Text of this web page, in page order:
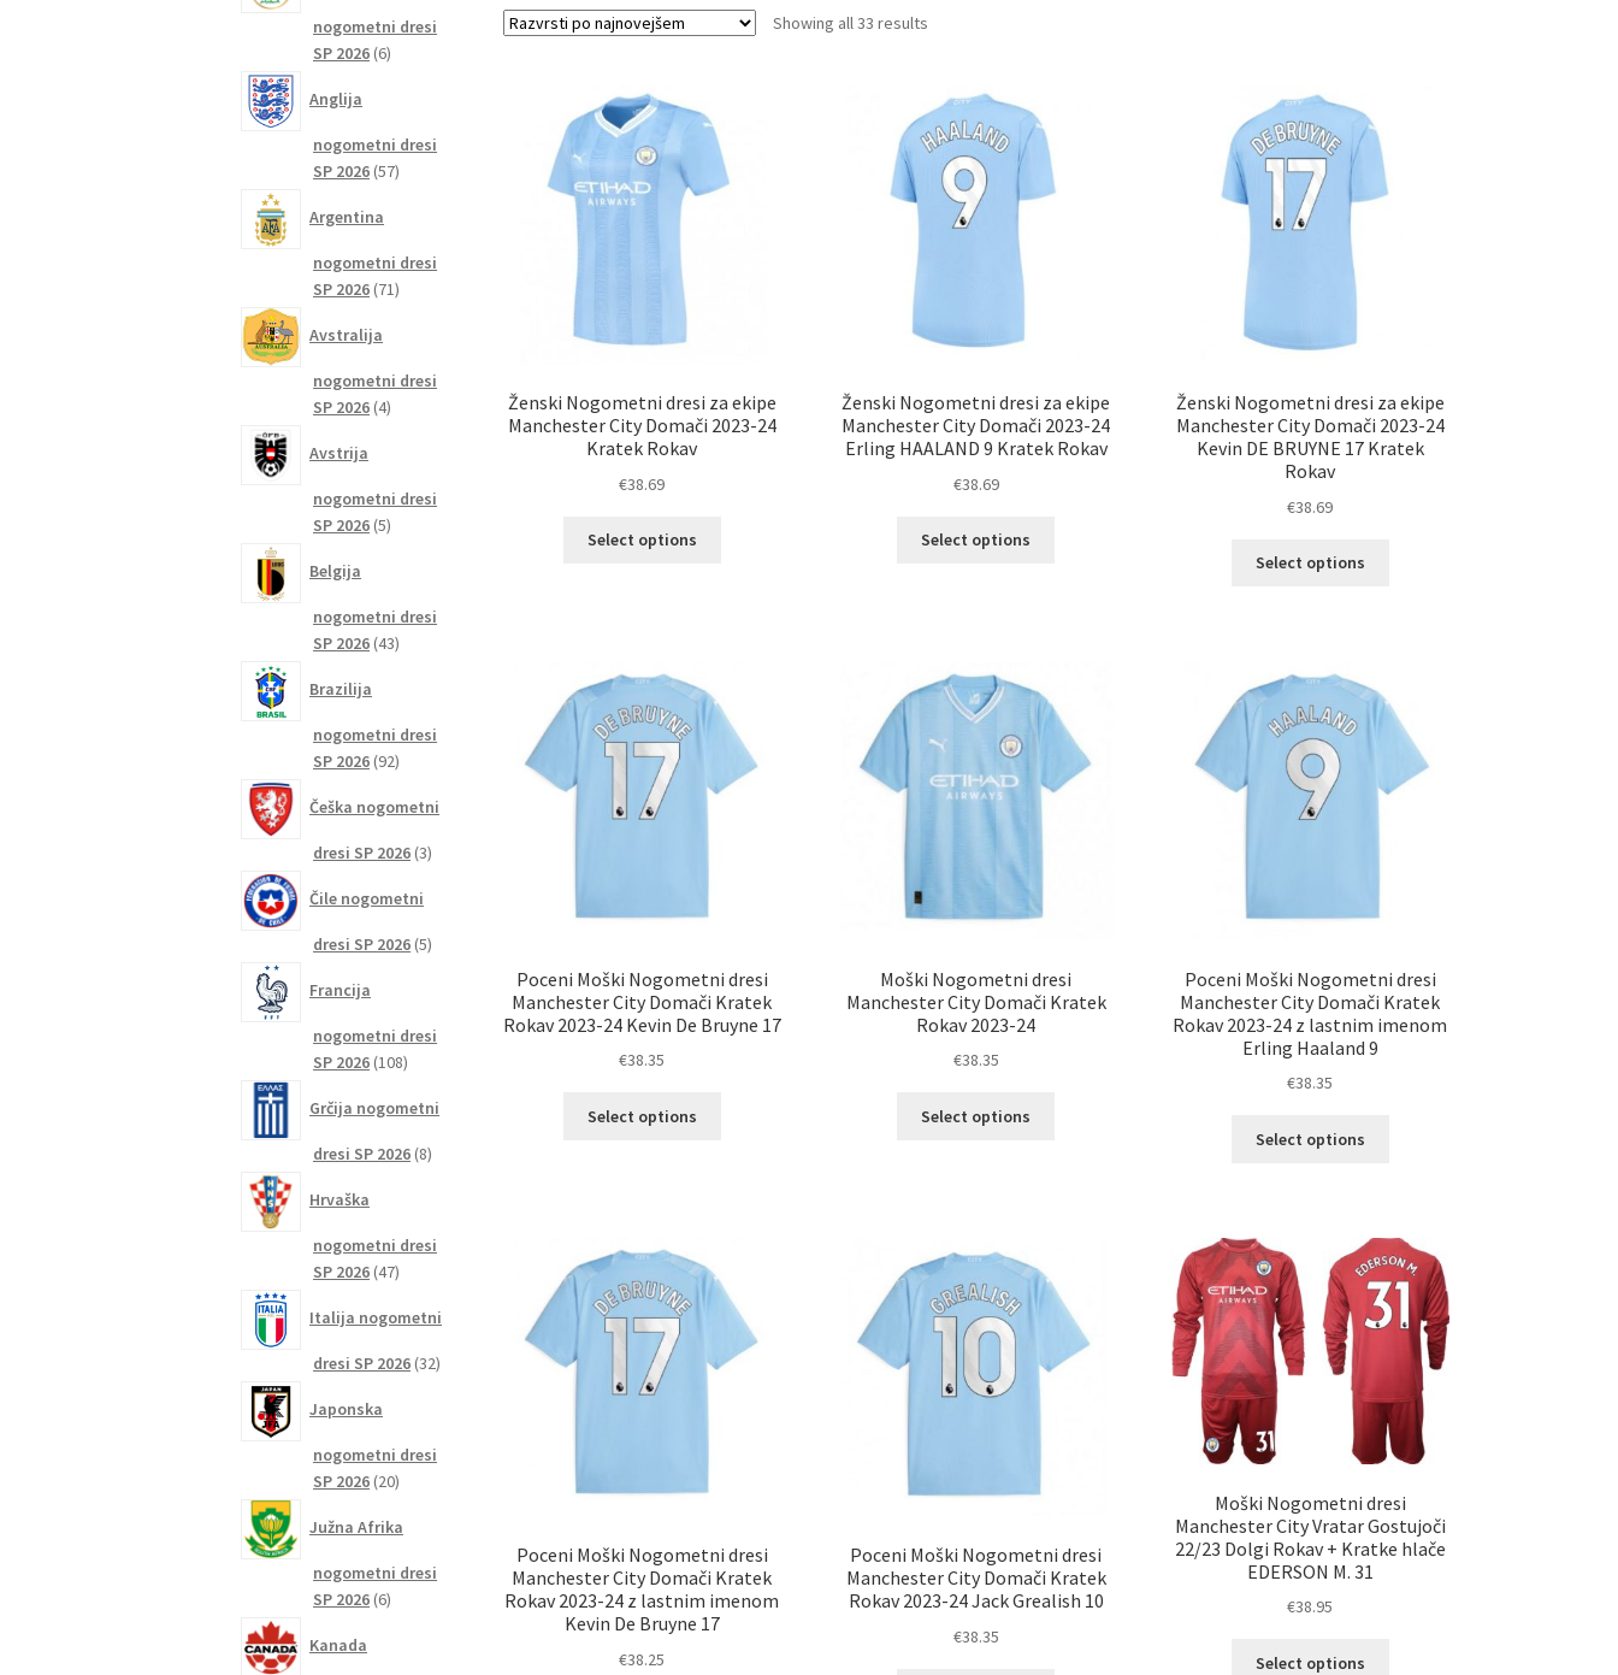
Showing all 33 resultsSorted
Ženski Nogometni dresi za ekipe
Manchester City Domači 2023-24
Kratek Rokav
€38.69
Select options
izberete
na
strani
izdelka
Ženski Nogometni dresi za ekipe
Manchester City Domači 2023-24
Erling HAALAND 9 Kratek Rokav
€38.69
Select options
izberete
na
strani
izdelka
Ženski Nogometni dresi za ekipe
Manchester City Domači 2023-24
Kevin DE BRUYNE 17 Kratek
Rokav
€38.69
Select options
lahko
izberete
strani
Poceni Moški Nogometni dresi
Manchester City Domači Kratek
Rokav 2023-24 Kevin De Bruyne 17
€38.35
Select options
izberete
na
strani
izdelka
Moški Nogometni dresi
Manchester City Domači Kratek
Rokav 2023-24
€38.35
Select options
izberete
na
strani
izdelka
Poceni Moški Nogometni dresi
Manchester City Domači Kratek
Rokav 2023-24 z lastnim imenom
Erling Haaland 9
€38.35
Select options
različic.
Možnosti
lahko
izberete
strani
izdelka
Poceni Moški Nogometni dresi
Manchester City Domači Kratek
Rokav 2023-24 z lastnim imenom
Kevin De Bruyne 17
€38.25
Poceni Moški Nogometni dresi
Manchester City Domači Kratek
Rokav 2023-24 Jack Grealish 10
€38.35
Moški Nogometni dresi
Manchester City Vratar Gostujoči
22/23 Dolgi Rokav + Kratke hlače
EDERSON M. 31
€38.95
Select options
nogometni dresi
SP 2026 66
Anglija
nogometni dresi
SP 2026 5757
Argentina
nogometni dresi
SP 2026 7171
Avstralija
nogometni dresi
SP 2026 44
Avstrija
nogometni dresi
SP 2026 55
Belgija
nogometni dresi
SP 2026 4343
Brazilija
nogometni dresi
SP 2026 9292
Češka nogometni
dresi SP 2026 33
Čile nogometni
dresi SP 2026 55
Francija
nogometni dresi
SP 2026 108108
Grčija nogometni
dresi SP 2026 88
Hrvaška
nogometni dresi
SP 2026 4747
Italija nogometni
dresi SP 2026 3232
Japonska
nogometni dresi
SP 2026 2020
Južna Afrika
nogometni dresi
SP 2026 66
Kanada